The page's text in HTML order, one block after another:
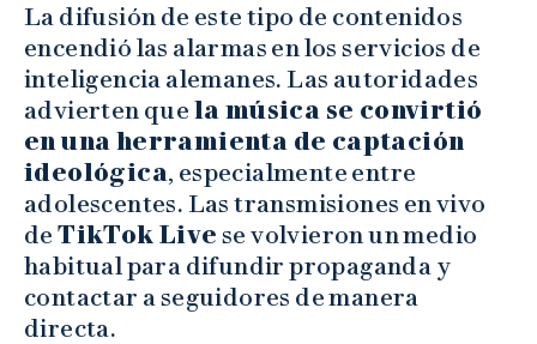
La difusión de este tipo de contenidos
encendió las alarmas en los servicios de
inteligencia alemanes. Las autoridades
advierten que la música se convirtió
en una herramienta de captación
ideológica, especialmente entre
adolescentes. Las transmisiones en vivo
deTikTok Live se volvieron un medio
habitual para difundir propaganda y
contactar a seguidores de manera
directa.